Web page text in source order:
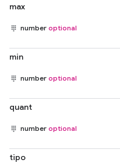
max
number optional
min
number optional
quant
number optional
tipo